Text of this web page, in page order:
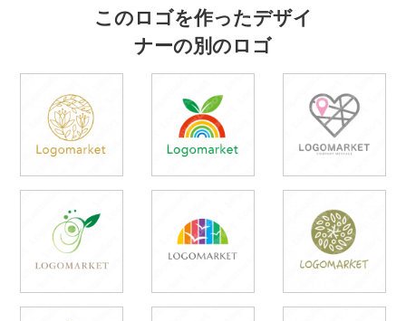
このロゴを作ったデザイ
ナーの別のロゴ